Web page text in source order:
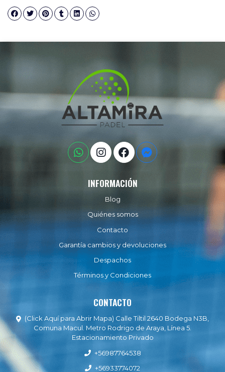
INFORMACIÓN
Blog
Quiénes somos
Contacto
Garantía cambios y devoluciones
Despachos
Términos y Condiciones
CONTACTO
(Click Aquí para Abrir Mapa) Calle Tiltil 2640 Bodega N3B,
Comuna Macul. Metro Rodrigo de Araya, Línea 5.
Estacionamiento Privado
+56987764538
+56933774072